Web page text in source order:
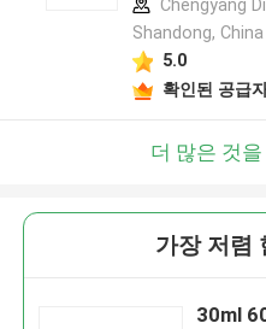
Chengyang
Shandong, China
5.0
확인된 공급
더 많은 것
가장 저렴
30ml